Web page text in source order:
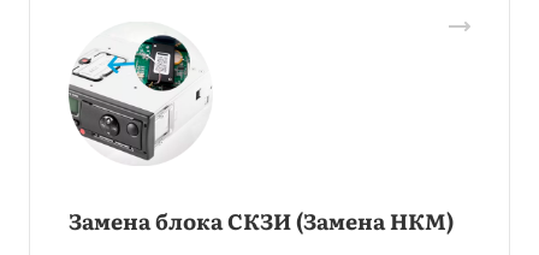
Замена блока СКЗИ (Замена НКМ)